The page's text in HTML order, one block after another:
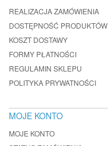
REALIZACJA ZAMÓWIENIA
DOSTĘPNOŚĆ PRODUKTÓW
KOSZT DOSTAWY
FORMY PŁATNOŚCI
REGULAMIN SKLEPU
POLITYKA PRYWATNOŚCI
MOJE KONTO
MOJE KONTO